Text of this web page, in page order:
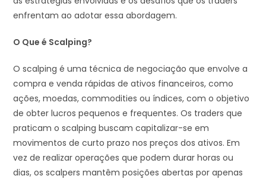
enfrentam ao adotar essa abordagem.
O Que é Scalping?
O scalping é uma técnica de negociação que envolve a
compra e venda rápidas de ativos financeiros, como
ações, moedas, commodities ou índices, com o objetivo
de obter lucros pequenos e frequentes. Os traders que
praticam o scalping buscam capitalizar-se em
movimentos de curto prazo nos preços dos ativos. Em
vez de realizar operações que podem durar horas ou
dias, os scalpers mantêm posições abertas por apenas